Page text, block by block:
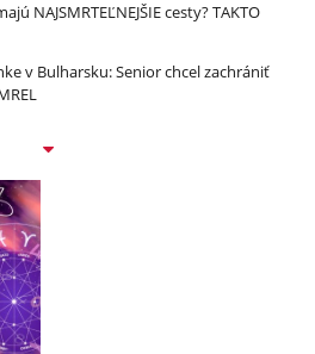
NAJSMRTEĽNEJŠIE cesty? TAKTO
v Bulharsku: Senior chcel zachrániť